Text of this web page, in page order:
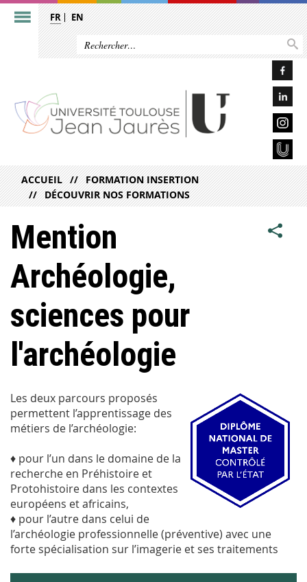
FR EN
ACCUEIL
FORMATION INSERTION
DÉCOUVRIR NOS FORMATIONS
Mention
Archéologie,
sciences pour
l'archéologie
Les deux parcours proposés
permettent l’apprentissage des
métiers de l’archéologie:
♦ pour l’un dans le domaine de la
recherche en Préhistoire et
Protohistoire dans les contextes
européens et africains,
♦ pour l’autre dans celui de
l’archéologie professionnelle (préventive) avec une
forte spécialisation sur l’imagerie et ses traitements